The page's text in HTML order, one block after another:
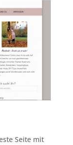
Seite mit